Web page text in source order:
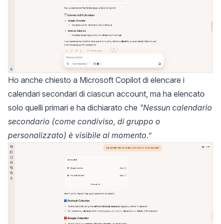
Ho anche chiesto a Microsoft Copilot di elencare i
calendari secondari di ciascun account, ma ha elencato
solo quelli primari e ha dichiarato che "Nessun calendario
secondario (come condiviso, di gruppo o
personalizzato) è visibile al momento.”